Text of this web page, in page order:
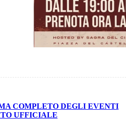
COMPLETO DEGLI EVENTI
UFFICIALE